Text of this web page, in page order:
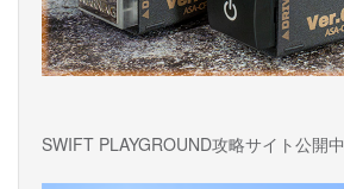
SWIFT PLAYGROUND攻略サイト公開中